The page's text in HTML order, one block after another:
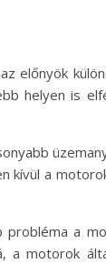
előnyök
helyen is
kívül a
probléma a
motorok